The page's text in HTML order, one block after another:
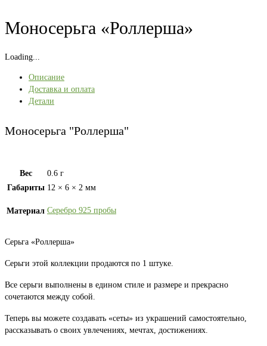
Моносерьга «Роллерша»
Loading...
Описание
Доставка и оплата
Детали
Моносерьга "Роллерша"
Вес
0.6 г
Габариты 12 × 6 × 2 мм
Материал Серебро 925 пробы
Серьга «Роллерша»
Серьги этой коллекции продаются по 1 штуке.
Все серьги выполнены в едином стиле и размере и прекрасно
сочетаются между собой.
Теперь вы можете создавать «сеты» из украшений самостоятельно,
рассказывать о своих увлечениях, мечтах, достижениях.